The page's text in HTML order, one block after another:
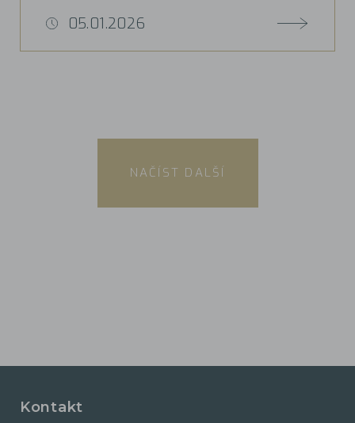
05.01.2026
NAČÍST DALŠÍ
Kontakt